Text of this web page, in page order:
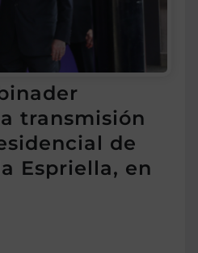
transmisión
de
Espriella, en